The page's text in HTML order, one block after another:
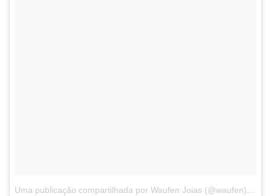
Uma publicação compartilhada por Waufen Joias (@waufen)
em